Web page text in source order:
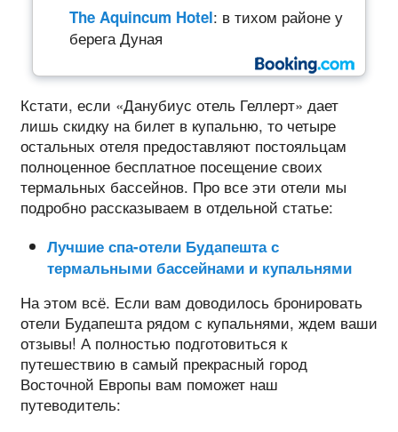
The Aquincum Hotel: в тихом районе у
берега Дуная
Кстати, если «Данубиус отель Геллерт» дает
лишь скидку на билет в купальню, то четыре
остальных отеля предоставляют постояльцам
полноценное бесплатное посещение своих
термальных бассейнов. Про все эти отели мы
подробно рассказываем в отдельной статье:
Лучшие спа-отели Будапешта с
термальными бассейнами и купальнями
На этом всё. Если вам доводилось бронировать
отели Будапешта рядом с купальнями, ждем ваши
отзывы! А полностью подготовиться к
путешествию в самый прекрасный город
Восточной Европы вам поможет наш
путеводитель: